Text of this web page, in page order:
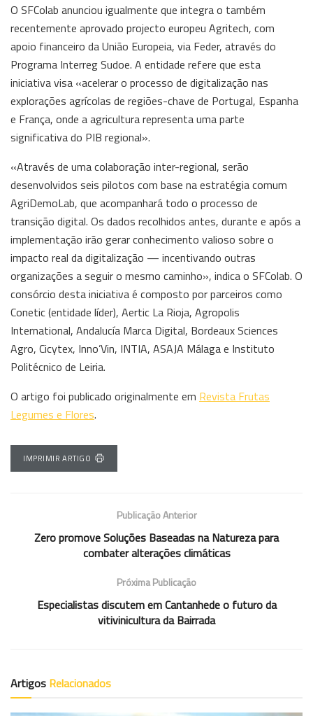
O SFColab anunciou igualmente que integra o também
recentemente aprovado projecto europeu Agritech, com
apoio financeiro da União Europeia, via Feder, através do
Programa Interreg Sudoe. A entidade refere que esta
iniciativa visa «acelerar o processo de digitalização nas
explorações agrícolas de regiões-chave de Portugal, Espanha
e França, onde a agricultura representa uma parte
significativa do PIB regional».
«Através de uma colaboração inter-regional, serão
desenvolvidos seis pilotos com base na estratégia comum
AgriDemoLab, que acompanhará todo o processo de
transição digital. Os dados recolhidos antes, durante e após a
implementação irão gerar conhecimento valioso sobre o
impacto real da digitalização — incentivando outras
organizações a seguir o mesmo caminho», indica o SFColab. O
consórcio desta iniciativa é composto por parceiros como
Conetic (entidade líder), Aertic La Rioja, Agropolis
International, Andalucía Marca Digital, Bordeaux Sciences
Agro, Cicytex, Inno’Vin, INTIA, ASAJA Málaga e Instituto
Politécnico de Leiria.
O artigo foi publicado originalmente em Revista Frutas
Legumes e Flores.
IMPRIMIR ARTIGO
Publicação Anterior
Zero promove Soluções Baseadas na Natureza para
combater alterações climáticas
Próxima Publicação
Especialistas discutem em Cantanhede o futuro da
vitivinicultura da Bairrada
Artigos Relacionados